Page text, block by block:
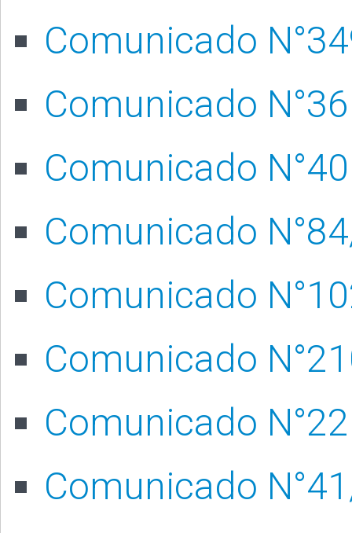
Comunicado
Comunicado
Comunicado
Comunicado
Comunicado
Comunicado
Comunicado
Comunicado